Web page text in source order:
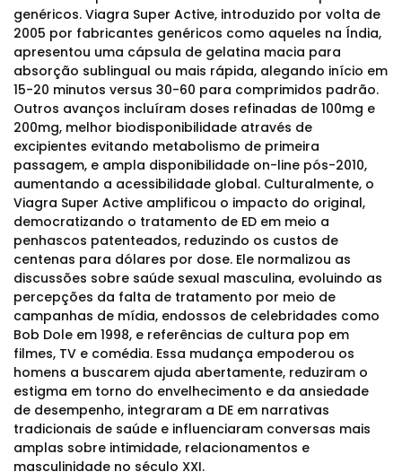
genéricos. Viagra Super Active, introduzido por volta de
2005 por fabricantes genéricos como aqueles na Índia,
apresentou uma cápsula de gelatina macia para
absorção sublingual ou mais rápida, alegando início em
15-20 minutos versus 30-60 para comprimidos padrão.
Outros avanços incluíram doses refinadas de 100mg e
200mg, melhor biodisponibilidade através de
excipientes evitando metabolismo de primeira
passagem, e ampla disponibilidade on-line pós-2010,
aumentando a acessibilidade global. Culturalmente, o
Viagra Super Active amplificou o impacto do original,
democratizando o tratamento de ED em meio a
penhascos patenteados, reduzindo os custos de
centenas para dólares por dose. Ele normalizou as
discussões sobre saúde sexual masculina, evoluindo as
percepções da falta de tratamento por meio de
campanhas de mídia, endossos de celebridades como
Bob Dole em 1998, e referências de cultura pop em
filmes, TV e comédia. Essa mudança empoderou os
homens a buscarem ajuda abertamente, reduziram o
estigma em torno do envelhecimento e da ansiedade
de desempenho, integraram a DE em narrativas
tradicionais de saúde e influenciaram conversas mais
amplas sobre intimidade, relacionamentos e
masculinidade no século XXI.